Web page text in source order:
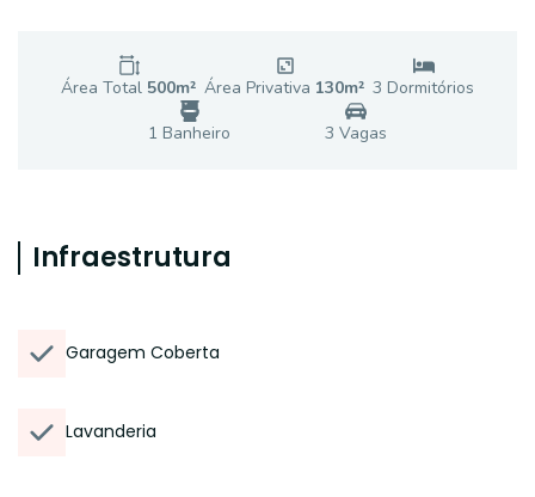
Área Total 500m² Área Privativa 130m² 3 Dormitórios
1 Banheiro 3 Vagas
Infraestrutura
Garagem Coberta
Lavanderia